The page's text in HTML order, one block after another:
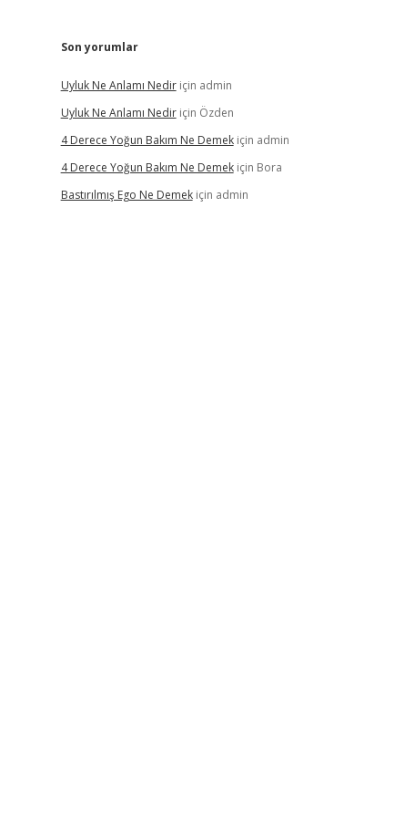
Son yorumlar
Uyluk Ne Anlamı Nediriçin admin
Uyluk Ne Anlamı Nediriçin Özden
4 Derece Yoğun Bakım Ne Demekiçin admin
4 Derece Yoğun Bakım Ne Demekiçin Bora
Bastırılmış Ego Ne Demekiçin admin